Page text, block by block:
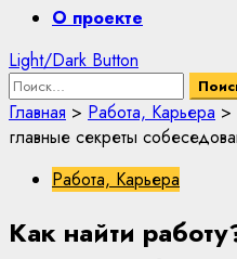
PrimaryО проекте
Light/Dark Button
Найти:
Главная > Работа, Карьера >
главные секреты
Работа, Карьера
Как найти